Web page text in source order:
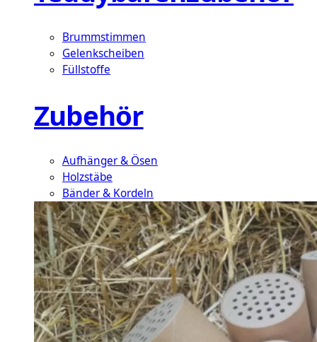
Brummstimmen
Gelenkscheiben
Füllstoffe
Zubehör
Aufhänger & Ösen
Holzstäbe
Bänder & Kordeln